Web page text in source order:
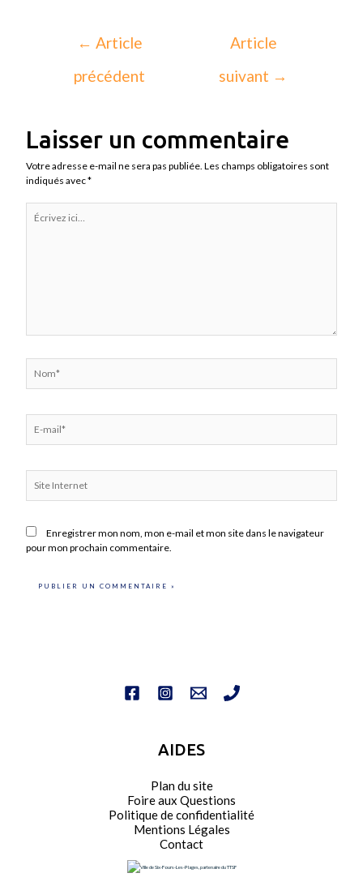
← Article
précédent
Article
suivant →
Laisser un commentaire
Votre adresse e-mail ne sera pas publiée. Les champs obligatoires sont
indiqués avec*
ici…
mail*
Internet
Enregistrer mon nom, mon e-mail et mon site dans le navigateur
pour mon prochain commentaire.
AIDES
Plan du site
Foire aux Questions
Politique de confidentialité
Mentions Légales
Contact